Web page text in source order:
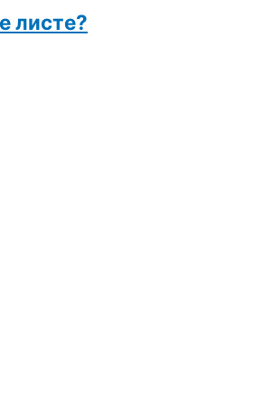
листе?